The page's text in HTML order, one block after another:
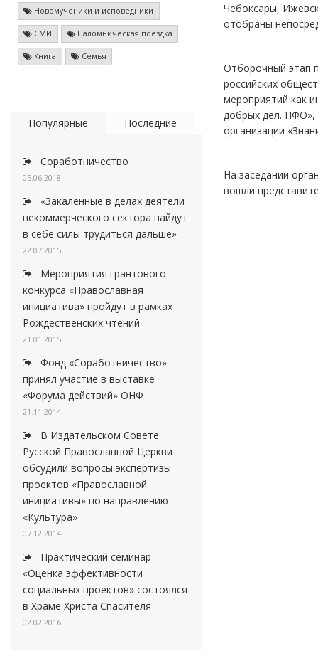
Новомученики и исповедники
СМИ Паломническая поездка
Книга Семья
Популярные Последние
Соработничество
05.06.2018
«Закалённые в делах деятели
некоммерческого сектора найдут
в себе силы трудиться дальше»
22.07.2015
Мероприятия грантового
конкурса «Православная
инициатива» пройдут в рамках
Рождественских чтений
21.01.2015
Фонд «Соработничество»
принял участие в выставке
«Форума действий» ОНФ
21.11.2014
В Издательском Совете
Русской Православной Церкви
обсудили вопросы экспертизы
проектов «Православной
инициативы» по направлению
«Культура»
07.12.2014
Практический семинар
«Оценка эффективности
социальных проектов» состоялся
в Храме Христа Спасителя
02.02.2016
Чебоксары,
отобраны
Отборочный этап
российских
мероприятий как
добрых дел. ПФО»,
организации
На заседании
вошли